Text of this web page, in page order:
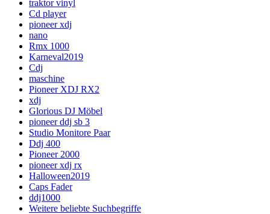
traktor vinyl
Cd player
pioneer xdj
nano
Rmx 1000
Karneval2019
Cdj
maschine
Pioneer XDJ RX2
xdj
Glorious DJ Möbel
pioneer ddj sb 3
Studio Monitore Paar
Ddj 400
Pioneer 2000
pioneer xdj rx
Halloween2019
Caps Fader
ddj1000
Weitere beliebte Suchbegriffe